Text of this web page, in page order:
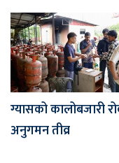
ग्यासको कालोबजारी
अनुगमन तीव्र